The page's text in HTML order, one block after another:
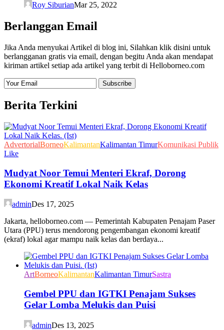
Roy SiburianMar 25, 2022
Berlanggan Email
Jika Anda menyukai Artikel di blog ini, Silahkan klik disini untuk
berlangganan gratis via email, dengan begitu Anda akan mendapat
kiriman artikel setiap ada artikel yang terbit di Helloborneo.com
Berita Terkini
AdvertorialBorneoKalimantanKalimantan TimurKomunikasi Publik
Like
Mudyat Noor Temui Menteri Ekraf, Dorong
Ekonomi Kreatif Lokal Naik Kelas
adminDes 17, 2025
Jakarta, helloborneo.com — Pemerintah Kabupaten Penajam Paser
Utara (PPU) terus mendorong pengembangan ekonomi kreatif
(ekraf) lokal agar mampu naik kelas dan berdaya...
ArtBorneoKalimantanKalimantan TimurSastra
Gembel PPU dan IGTKI Penajam Sukses
Gelar Lomba Melukis dan Puisi
adminDes 13, 2025